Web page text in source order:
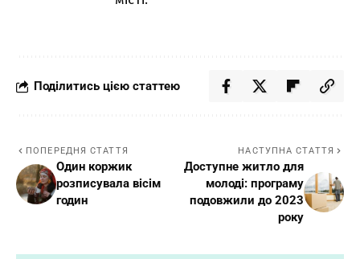
Поділитись цією статтею
ПОПЕРЕДНЯ СТАТТЯ
Один коржик
розписувала вісім
годин
НАСТУПНА СТАТТЯ
Доступне житло для
молоді: програму
подовжили до 2023
року